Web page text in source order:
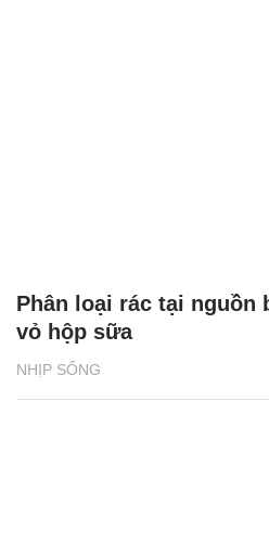
NHỊP SỐNG
Phân loại rác tại nguồn
vỏ hộp sữa